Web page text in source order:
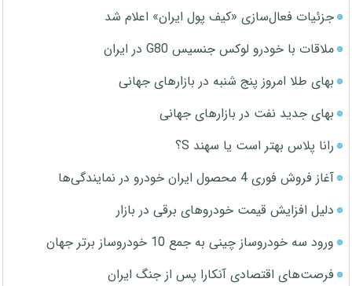
جزئیات فعال‌سازی «کیف پول ایران» اعلام شد
ملاقات با خودرو لوکس جنسیس G80 در ایران
بهای طلا امروز پنج شنبه در بازارهای جهانی
بهای جدید نفت در بازارهای جهانی
رانا پلاس بهتر است یا سهند S؟
آغاز فروش فوری 4 محصول ایران خودرو در نمایندگی‌ها
دلیل افزایش قیمت خودروهای برقی در بازار
ورود سه خودروساز چینی به جمع 10 خودروساز برتر جهان
فرصت‌های اقتصادی آنکارا پس از جنگ ایران